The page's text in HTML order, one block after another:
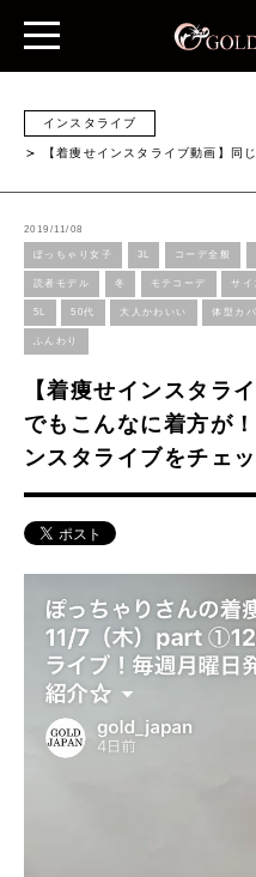
インスタライブ
【着痩せインスタライブ動画】同
2019/11/08
ぽっちゃり女子 3L コーデ全般
読者モデル 冬 モテコーデ サイ
5L 50代 大人かわいい 体型カ
ふんわり
【着痩せインスタラ
でもこんなに着方が
ンスタライブをチェ